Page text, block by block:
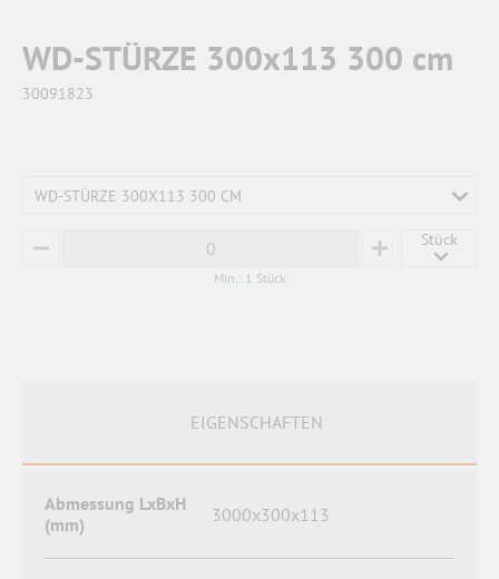
WD-STÜRZE 300x113 300 cm
30091823
WD-STÜRZE 300X113 300 CM
MINUS PLUS
Stück
Min.: 1 Stück
EIGENSCHAFTEN
Abmessung LxBxH
(mm)
3000x300x113